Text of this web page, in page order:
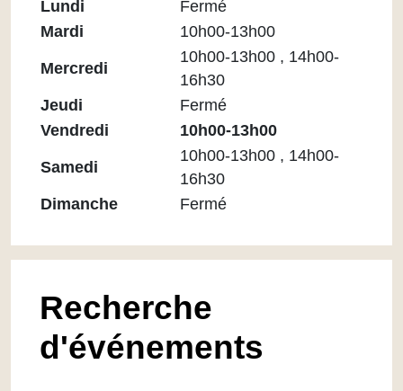
Horaires
Médiathèque
Lundi
Fermé
Mardi
10h00-13h00
Mercredi
10h00-13h00 , 14h00-
16h30
Jeudi
Fermé
Vendredi
10h00-13h00
Samedi
10h00-13h00 , 14h00-
16h30
Dimanche
Fermé
Recherche
d'événements